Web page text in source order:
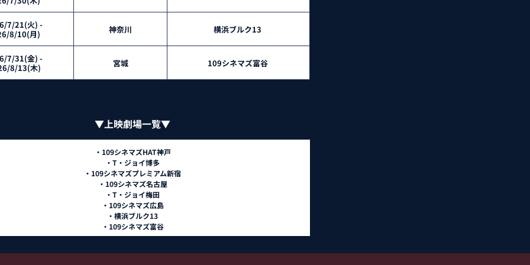
7/21(火) -
8/10(月)
神奈川 横浜ブルク13
7/31(金) -
8/13(木)
宮城 109シネマズ富谷
▼上映劇場一覧▼
・109シネマズHAT神戸
・T・ジョイ博多
・109シネマズプレミアム新宿
・109シネマズ名古屋
・T・ジョイ梅田
・109シネマズ広島
・横浜ブルク13
・109シネマズ富谷